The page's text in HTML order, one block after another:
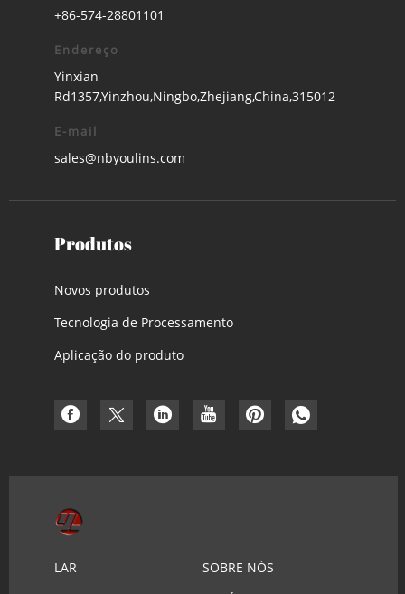
+86-574-28801101
Endereço
Yinxian
Rd1357,Yinzhou,Ningbo,Zhejiang,China,315012
E-mail
sales@nbyoulins.com
Produtos
Novos produtos
Tecnologia de Processamento
Aplicação do produto
LAR
SOBRE NÓS